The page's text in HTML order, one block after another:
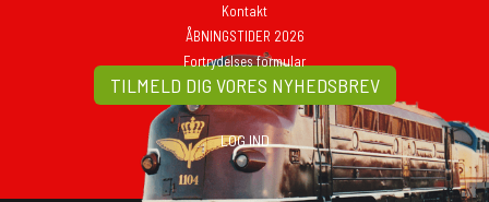
Kontakt
ÅBNINGSTIDER 2026
Fortrydelses formular
TILMELD DIG VORES NYHEDSBREV
LOG IND